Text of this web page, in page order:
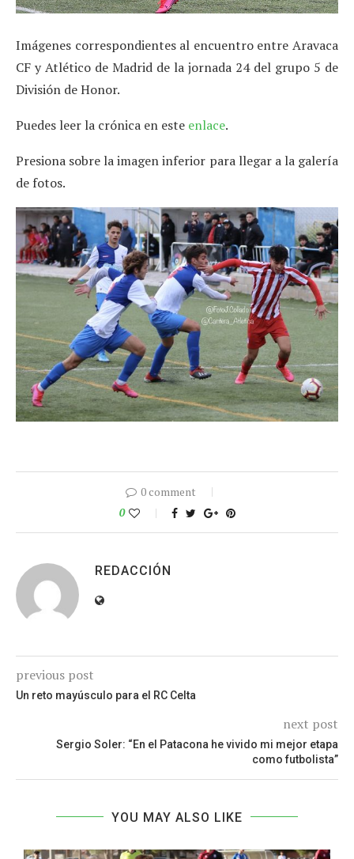
Imágenes correspondientes al encuentro entre Aravaca
CF y Atlético de Madrid de la jornada 24 del grupo 5 de
División de Honor.
Puedes leer la crónica en este enlace.
Presiona sobre la imagen inferior para llegar a la galería
de fotos.
0 comment
0
REDACCIÓN
previous post
Un reto mayúsculo para el RC Celta
next post
Sergio Soler: “En el Patacona he vivido mi mejor etapa
como futbolista”
YOU MAY ALSO LIKE